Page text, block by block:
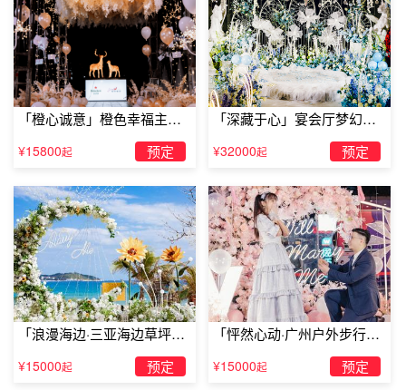
「橙心诚意」橙色幸福主题
¥15800起 预定
「深藏于心」宴会厅梦幻主
¥32000起 预定
「浪漫海边·三亚海边草坪浪
漫求婚」
¥15000起 预定
「怦然心动·广州户外步行街
求婚」
¥15000起 预定